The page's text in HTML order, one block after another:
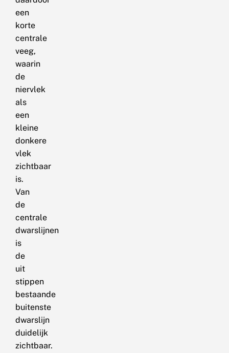
een
korte
centrale
veeg,
waarin
de
niervlek
als
een
kleine
donkere
vlek
zichtbaar
is.
Van
de
centrale
dwarslijnen
is
de
uit
stippen
bestaande
buitenste
dwarslijn
duidelijk
zichtbaar.